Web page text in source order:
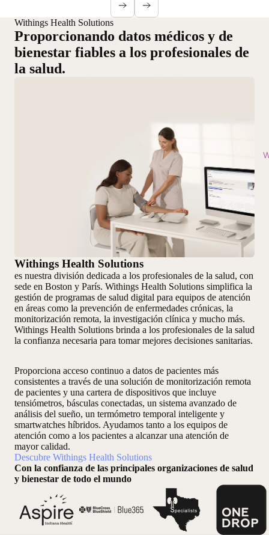
Withings Health Solutions
Proporcionando datos médicos y de
bienestar fiables a los profesionales de
la salud.
Withings Health Solutions
es nuestra división dedicada a los profesionales de la salud, con
sede en Boston y París. Withings Health Solutions simplifica la
gestión de programas de salud digital para equipos de atención
en áreas como la prevención de enfermedades crónicas, la
monitorización remota, la investigación clínica y mucho más.
Withings Health Solutions brinda a los profesionales de la salud
la confianza necesaria para tomar mejores decisiones sanitarias.
Proporciona acceso continuo a datos de pacientes más
consistentes a través de una solución de monitorización remota
de pacientes y una cartera de dispositivos que incluye
tensiómetros, básculas conectadas, un sistema avanzado de
análisis del sueño, un termómetro temporal inteligente y
smartwatches híbridos. Ayudamos tanto a los equipos de
atención como a los pacientes a alcanzar una atención de
mayor calidad.
Descubre Withings Health Solutions
Con la confianza de las principales organizaciones de salud
y bienestar de todo el mundo